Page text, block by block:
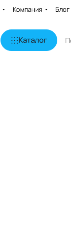
Компания Блог
Каталог